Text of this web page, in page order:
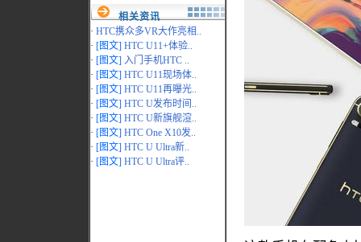
相关资讯
· HTC携众多VR大作亮相..
· [图文] HTC U11+体验..
· [图文] 入门手机HTC ..
· [图文] HTC U11现场体..
· [图文] HTC U11再曝光..
· [图文] HTC U发布时间..
· [图文] HTC U新旗舰渲..
· [图文] HTC One X10发..
· [图文] HTC U Ultra新..
· [图文] HTC U Ultra评..